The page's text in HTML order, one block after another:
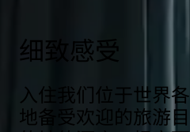
细致感受
入住我们位于世界各
地备受欢迎的旅游目